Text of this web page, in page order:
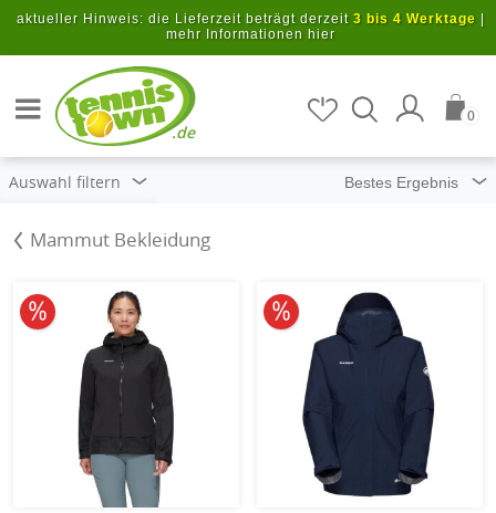
Zum Hauptinhalt springen
aktueller Hinweis: die Lieferzeit beträgt derzeit 3 bis 4 Werktage
mehr Informationen hier
.de
0
Auswahl filtern
Mammut Bekleidung
10% reduziert 10% reduziert